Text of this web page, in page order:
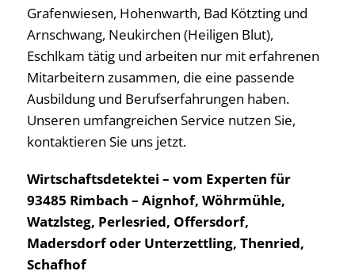
Grafenwiesen, Hohenwarth, Bad Kötzting und
Arnschwang, Neukirchen (Heiligen Blut),
Eschlkam tätig und arbeiten nur mit erfahrenen
Mitarbeitern zusammen, die eine passende
Ausbildung und Berufserfahrungen haben.
Unseren umfangreichen Service nutzen Sie,
kontaktieren Sie uns jetzt.
Wirtschaftsdetektei – vom Experten für
93485 Rimbach – Aignhof, Wöhrmühle,
Watzlsteg, Perlesried, Offersdorf,
Madersdorf oder Unterzettling, Thenried,
Schafhof